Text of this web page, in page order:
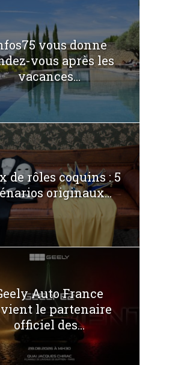
vous donne
vous après les
vacances...
de rôles coquins : 5
originaux...
Auto France
le partenaire
officiel des...